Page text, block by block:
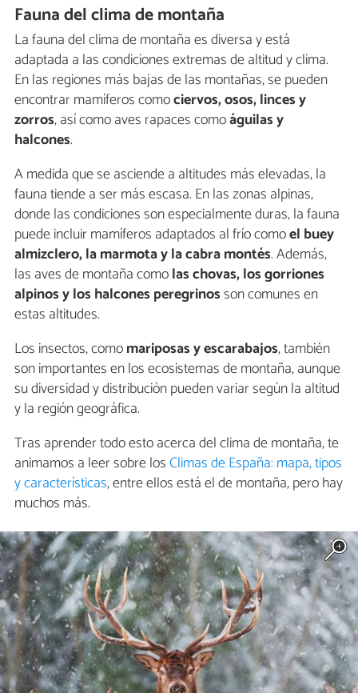
Fauna del clima de montaña
La fauna del clima de montaña es diversa y está
adaptada a las condiciones extremas de altitud y clima.
En las regiones más bajas de las montañas, se pueden
encontrar mamíferos comociervos, osos, linces y
zorros, así como aves rapaces comoáguilas y
halcones.
A medida que se asciende a altitudes más elevadas, la
fauna tiende a ser más escasa. En las zonas alpinas,
donde las condiciones son especialmente duras, la fauna
puede incluir mamíferos adaptados al frío comoel buey
almizclero, la marmota y la cabra montés. Además,
las aves de montaña comolas chovas, los gorriones
alpinos y los halcones peregrinosson comunes en
estas altitudes.
Los insectos, comomariposas y escarabajos, también
son importantes en los ecosistemas de montaña, aunque
su diversidad y distribución pueden variar según la altitud
y la región geográfica.
Tras aprender todo esto acerca del clima de montaña, te
animamos a leer sobre losClimas de España: mapa, tipos
y características, entre ellos está el de montaña, pero hay
muchos más.